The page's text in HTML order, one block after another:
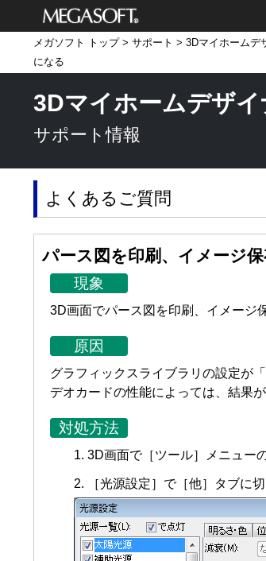
メガソフト株式
会社
メガソフト トップ> サポート > 3Dマイホームデ
になる
3Dマイホームデザ
サポート情報
よくあるご質問
パース図を印刷、イメージ
現象
3D画面でパース図を印刷、イメージ
原因
グラフィックスライブラリの設定が
デオカードの性能によっては、結果
対処方法
3D画面で［ツール］メニュー
［光源設定］で［他］タブに